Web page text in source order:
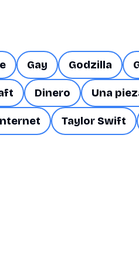
Gay Godzilla
Dinero Una
Taylor Swift